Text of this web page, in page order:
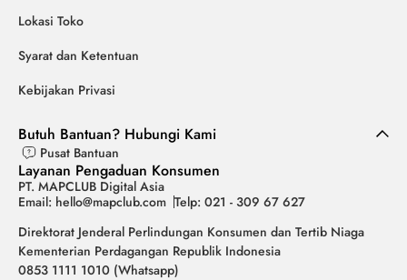
Lokasi Toko
Syarat dan Ketentuan
Kebijakan Privasi
Butuh Bantuan? Hubungi Kami
Pusat Bantuan
Layanan Pengaduan Konsumen
PT. MAPCLUB Digital Asia
Email: hello@mapclub.com Telp: 021 - 309 67 627
Direktorat Jenderal Perlindungan Konsumen dan Tertib Niaga
Kementerian Perdagangan Republik Indonesia
0853 1111 1010 (Whatsapp)